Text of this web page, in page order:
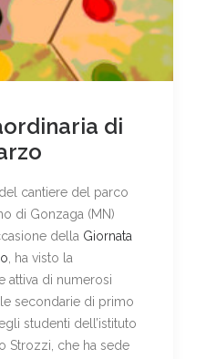
di
del cantiere del parco
di Gonzaga (MN)
della Giornata
, ha visto la
attiva di numerosi
secondarie di primo
studenti dell’istituto
Strozzi, che ha sede